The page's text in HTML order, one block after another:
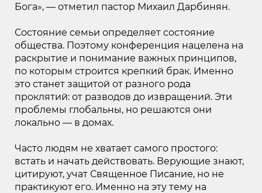
Бога», — отметил пастор Михаил Дарбинян.
Состояние семьи определяет состояние
общества. Поэтому конференция нацелена на
раскрытие и понимание важных принципов,
по которым строится крепкий брак. Именно
это станет защитой от разного рода
проклятий: от разводов до извращений. Эти
проблемы глобальны, но решаются они
локально — в домах.
Часто людям не хватает самого простого:
встать и начать действовать. Верующие знают,
цитируют, учат Священное Писание, но не
практикуют его. Именно на эту тему на